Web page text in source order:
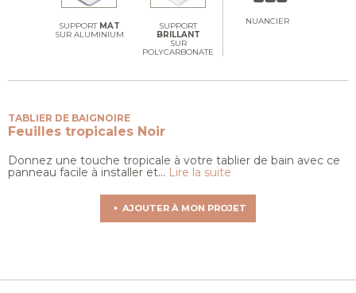
SUPPORT MAT
SUR ALUMINIUM
SUPPORT
BRILLANT
SUR
POLYCARBONATE
NUANCIER
TABLIER DE BAIGNOIRE
Feuilles tropicales Noir
Donnez une touche tropicale à votre tablier de bain avec ce
panneau facile à installer et... Lire la suite
AJOUTER À MON PROJET